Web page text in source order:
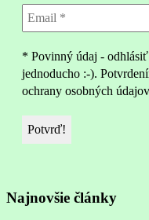
* Povinný údaj -
jednoducho :-).
ochrany osobných
Najnovšie články